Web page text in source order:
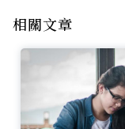
相關文章